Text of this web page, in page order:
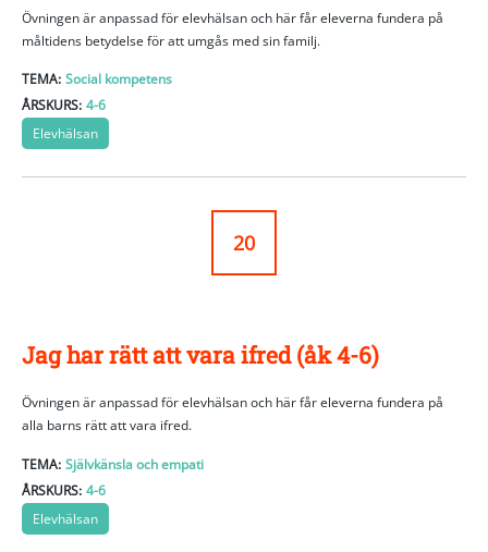
Övningen är anpassad för elevhälsan och här får eleverna fundera på
måltidens betydelse för att umgås med sin familj.
TEMA: Social kompetens
ÅRSKURS: 4-6
Elevhälsan
20
Jag har rätt att vara ifred (åk 4-6)
Övningen är anpassad för elevhälsan och här får eleverna fundera på
alla barns rätt att vara ifred.
TEMA: Självkänsla och empati
ÅRSKURS: 4-6
Elevhälsan